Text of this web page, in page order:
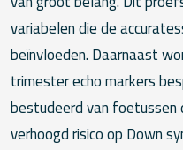
variabelen die de
beïnvloeden. Daarnaast
trimester echo markers
bestudeerd van
verhoogd risico op Down